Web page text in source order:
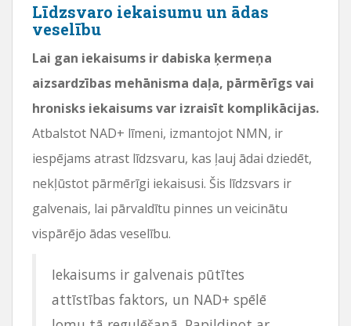
Līdzsvaro iekaisumu un ādas
veselību
Lai gan iekaisums ir dabiska ķermeņa
aizsardzības mehānisma daļa, pārmērīgs vai
hronisks iekaisums var izraisīt komplikācijas.
Atbalstot NAD+ līmeni, izmantojot NMN, ir
iespējams atrast līdzsvaru, kas ļauj ādai dziedēt,
nekļūstot pārmērīgi iekaisusi. Šis līdzsvars ir
galvenais, lai pārvaldītu pinnes un veicinātu
vispārējo ādas veselību.
Iekaisums ir galvenais pūtītes
attīstības faktors, un NAD+ spēlē